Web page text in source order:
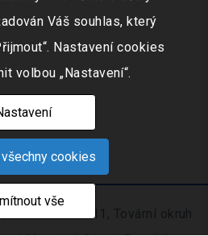
IČO: 253 51 311, Tovární okruh
Váš souhlas, který
Nastavení cookies
volbou „Nastavení“.
cookies
vše